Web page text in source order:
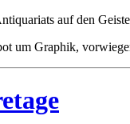
auf den
um Graphik,